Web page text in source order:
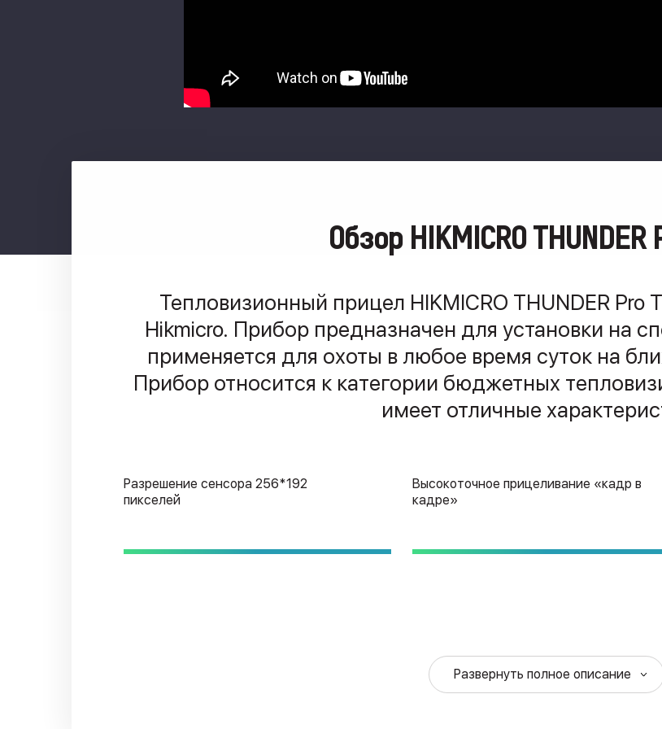
Обзор HIKMICRO THUNDER
Тепловизионный прицел HIKMICRO THUNDER Pro
Hikmicro. Прибор предназначен для установки на
применяется для охоты в любое время суток на
Прибор относится к категории бюджетных
имеет отличные
Разрешение сенсора 256*192
пикселей
Высокоточное прицеливание «кадр в
кадре»
Развернуть полное описание